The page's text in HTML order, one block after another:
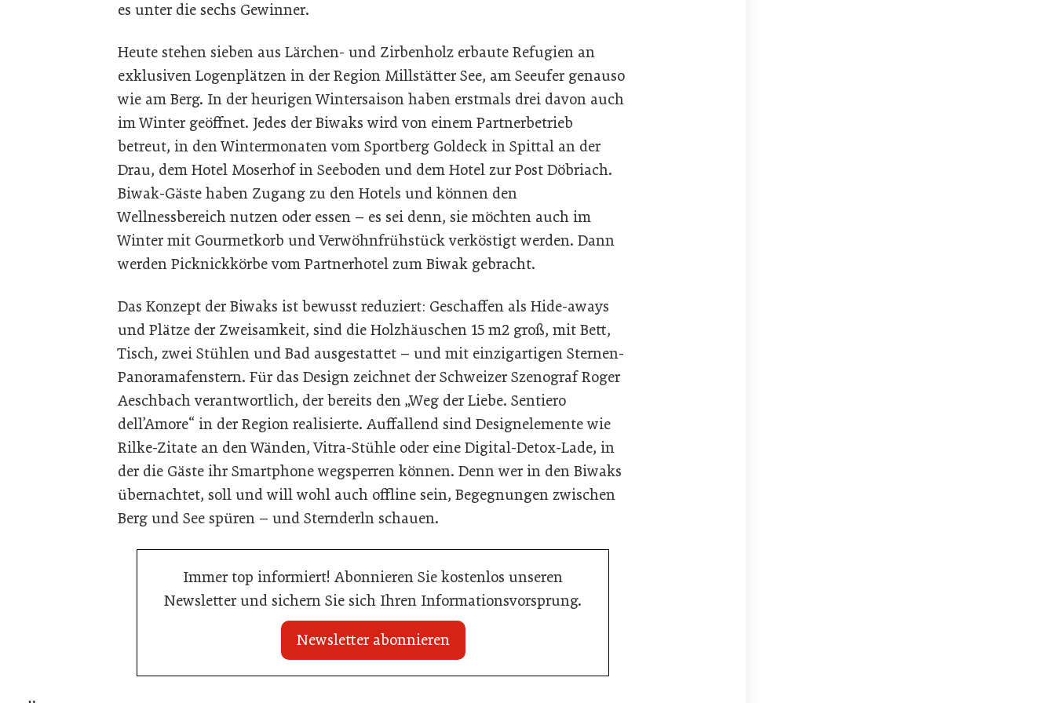
es unter die sechs Gewinner.
Heute stehen sieben aus Lärchen- und Zirbenholz erbaute Refugien an
exklusiven Logenplätzen in der Region Millstätter See, am Seeufer genauso
wie am Berg. In der heurigen Wintersaison haben erstmals drei davon auch
im Winter geöffnet. Jedes der Biwaks wird von einem Partnerbetrieb
betreut, in den Wintermonaten vom Sportberg Goldeck in Spittal an der
Drau, dem Hotel Moserhof in Seeboden und dem Hotel zur Post Döbriach.
Biwak-Gäste haben Zugang zu den Hotels und können den
Wellnessbereich nutzen oder essen – es sei denn, sie möchten auch im
Winter mit Gourmetkorb und Verwöhnfrühstück verköstigt werden. Dann
werden Picknickkörbe vom Partnerhotel zum Biwak gebracht.
Das Konzept der Biwaks ist bewusst reduziert: Geschaffen als Hide-aways
und Plätze der Zweisamkeit, sind die Holzhäuschen 15 m2 groß, mit Bett,
Tisch, zwei Stühlen und Bad ausgestattet – und mit einzigartigen Sternen-
Panoramafenstern. Für das Design zeichnet der Schweizer Szenograf Roger
Aeschbach verantwortlich, der bereits den „Weg der Liebe. Sentiero
dell’Amore“ in der Region realisierte. Auffallend sind Designelemente wie
Rilke-Zitate an den Wänden, Vitra-Stühle oder eine Digital-Detox-Lade, in
der die Gäste ihr Smartphone wegsperren können. Denn wer in den Biwaks
übernachtet, soll und will wohl auch offline sein, Begegnungen zwischen
Berg und See spüren – und Sternderln schauen.
Immer top informiert! Abonnieren Sie kostenlos unseren
Newsletter und sichern Sie sich Ihren Informationsvorsprung.
Newsletter abonnieren